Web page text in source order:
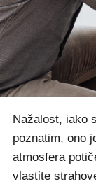
Nažalost, iako
poznatim, ono
atmosfera
vlastite